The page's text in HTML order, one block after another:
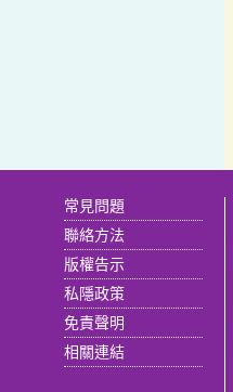
常見問題
聯絡方法
版權告示
私隱政策
免責聲明
相關連結